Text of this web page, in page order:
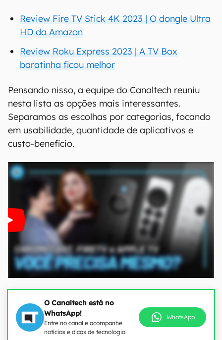
Review Fire TV Stick 4K 2023 | O dongle Ultra
HD da Amazon
Review Roku Express 2023 | A TV Box
baratinha ficou melhor
Pensando nisso, a equipe do Canaltech reuniu
nesta lista as opções mais interessantes.
Separamos as escolhas por categorias, focando
em usabilidade, quantidade de aplicativos e
custo-benefício.
O Canaltech está no
WhatsApp!
Entre no canal e acompanhe
notícias e dicas de tecnologia
WhatsApp